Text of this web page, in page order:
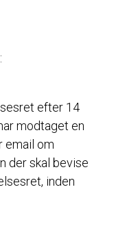
efter 14
modtaget en
email om
der skal bevise
inden